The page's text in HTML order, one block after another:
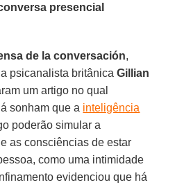
presencial
de la conversación,
a psicanalista britânicaGillian
um artigo no qual
sonham que a inteligência
poderão simular a
as consciências de estar
como uma intimidade
evidenciou que há